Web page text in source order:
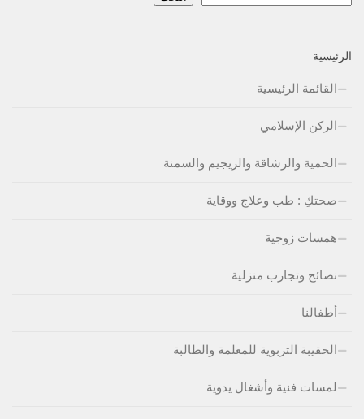
الرئيسية
القائمة الرئيسية
الركن الإسلامي
الحمية والرشاقة والريجيم والسمنة
صحتكِ : طب وعلاج ووقاية
همسات زوجية
نصائح وتجارب منزلية
أطفالنا
الحقيبة التربوية للمعلمة والطالبة
لمسات فنية وأشغال يدوية